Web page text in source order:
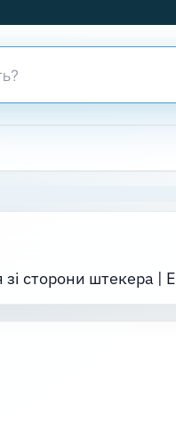
сторони штекера |